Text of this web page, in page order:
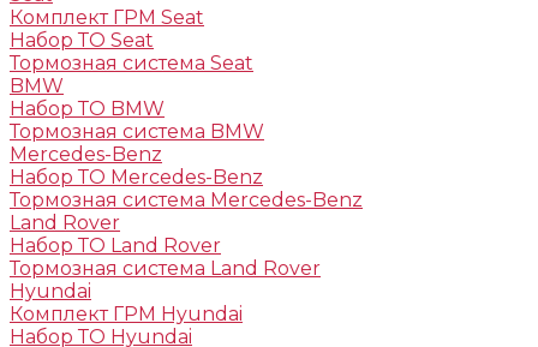
Комплект ГРМ Seat
Набор ТО Seat
Тормозная система Seat
BMW
Набор ТО BMW
Тормозная система BMW
Mercedes-Benz
Набор ТО Mercedes-Benz
Тормозная система Mercedes-Benz
Land Rover
Набор ТО Land Rover
Тормозная система Land Rover
Hyundai
Комплект ГРМ Hyundai
Набор ТО Hyundai